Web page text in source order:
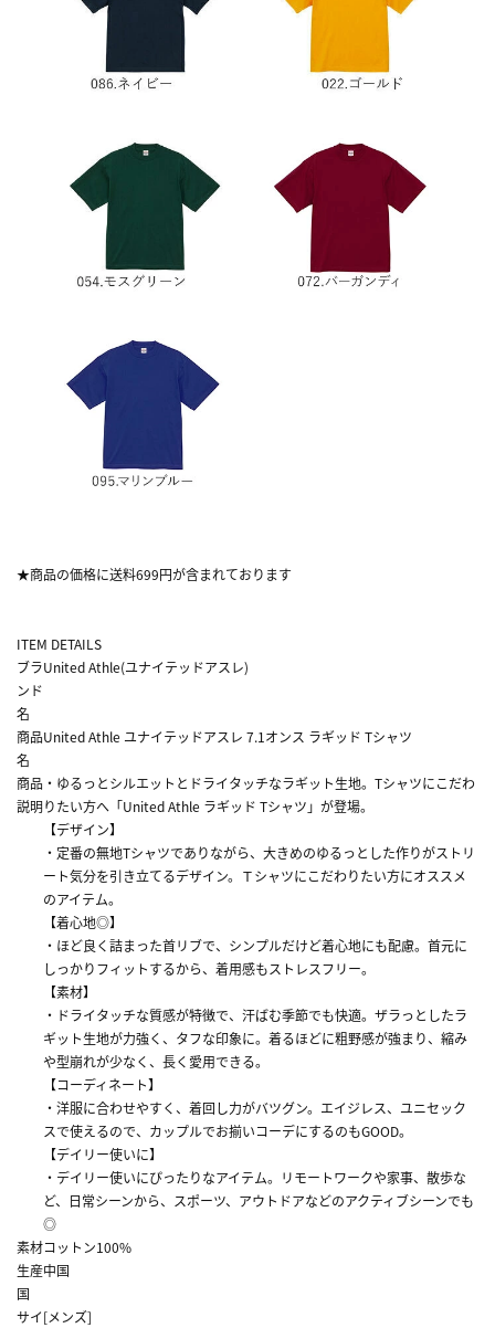
★商品の価格に送料699円が含まれております
ITEM DETAILS
ブラ
ンド
名
United Athle(ユナイテッドアスレ)
商品
名
United Athle ユナイテッドアスレ 7.1オンス ラギッド Tシャツ
商品
説明
・ゆるっとシルエットとドライタッチなラギット生地。Tシャツにこだわ
りたい方へ「United Athle ラギッド Tシャツ」が登場。
【デザイン】
・定番の無地Tシャツでありながら、大きめのゆるっとした作りがストリ
ート気分を引き立てるデザイン。Ｔシャツにこだわりたい方にオススメ
のアイテム。
【着心地◎】
・ほど良く詰まった首リブで、シンプルだけど着心地にも配慮。首元に
しっかりフィットするから、着用感もストレスフリー。
【素材】
・ドライタッチな質感が特徴で、汗ばむ季節でも快適。ザラっとしたラ
ギット生地が力強く、タフな印象に。着るほどに粗野感が強まり、縮み
や型崩れが少なく、長く愛用できる。
【コーディネート】
・洋服に合わせやすく、着回し力がバツグン。エイジレス、ユニセック
スで使えるので、カップルでお揃いコーデにするのもGOOD。
【デイリー使いに】
・デイリー使いにぴったりなアイテム。リモートワークや家事、散歩な
ど、日常シーンから、スポーツ、アウトドアなどのアクティブシーンでも
◎
素材コットン100%
生産
国
中国
サイ[メンズ]